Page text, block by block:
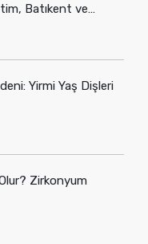
Batıkent ve
Bilmesi
Yirmi Yaş Dişleri
Zirkonyum